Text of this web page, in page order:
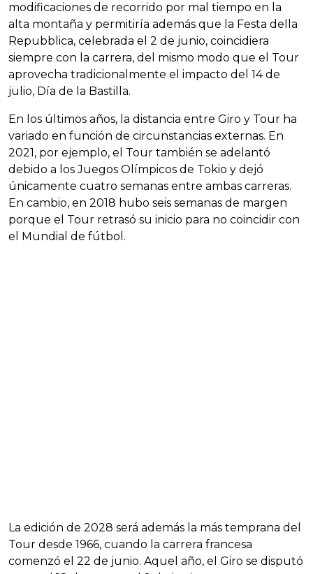
modificaciones de recorrido por mal tiempo en la
alta montaña y permitiría además que la Festa della
Repubblica, celebrada el 2 de junio, coincidiera
siempre con la carrera, del mismo modo que el Tour
aprovecha tradicionalmente el impacto del 14 de
julio, Día de la Bastilla.
En los últimos años, la distancia entre Giro y Tour ha
variado en función de circunstancias externas. En
2021, por ejemplo, el Tour también se adelantó
debido a los Juegos Olímpicos de Tokio y dejó
únicamente cuatro semanas entre ambas carreras.
En cambio, en 2018 hubo seis semanas de margen
porque el Tour retrasó su inicio para no coincidir con
el Mundial de fútbol.
La edición de 2028 será además la más temprana del
Tour desde 1966, cuando la carrera francesa
comenzó el 22 de junio. Aquel año, el Giro se disputó